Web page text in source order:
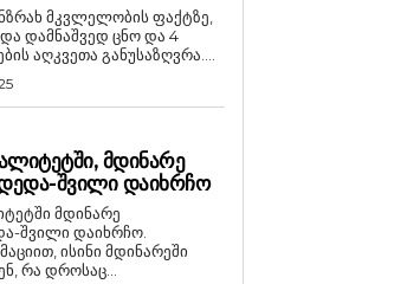
მკვლელობის ფაქტზე,
დამნაშვედ ცნო და 4
აღკვეთა განუსაზღვრა....
ᲛᲓᲘᲜᲐᲠᲔ
ᲨᲕᲘᲚᲘ ᲓᲐᲘᲮᲠᲩᲝ
მდინარე
შვილი დაიხრჩო.
ისინი მდინარეში
რა დროსაც...